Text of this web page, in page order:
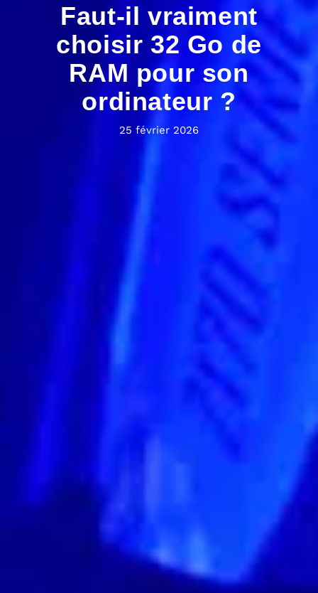
Faut-il vraiment
choisir 32 Go de
RAM pour son
ordinateur ?
25 février 2026